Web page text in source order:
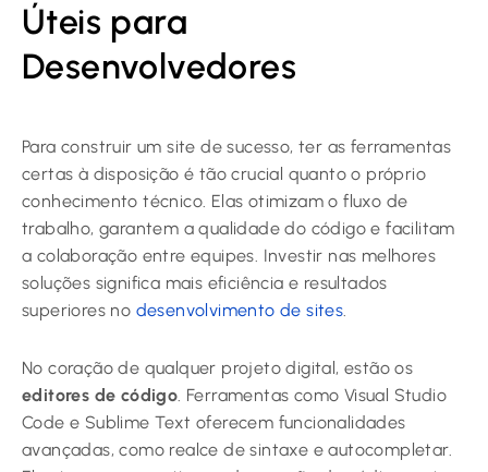
Úteis para
Desenvolvedores
Para construir um site de sucesso, ter as ferramentas
certas à disposição é tão crucial quanto o próprio
conhecimento técnico. Elas otimizam o fluxo de
trabalho, garantem a qualidade do código e facilitam
a colaboração entre equipes. Investir nas melhores
soluções significa mais eficiência e resultados
superiores no desenvolvimento de sites.
No coração de qualquer projeto digital, estão os
editores de código. Ferramentas como Visual Studio
Code e Sublime Text oferecem funcionalidades
avançadas, como realce de sintaxe e autocompletar.